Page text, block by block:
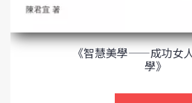
《智慧美學——成功女
學》